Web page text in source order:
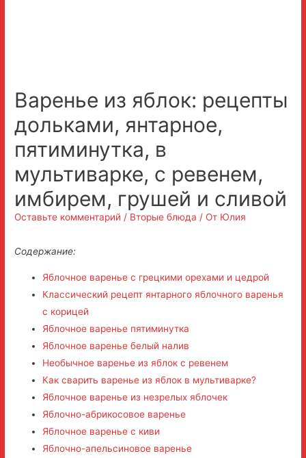
Варенье из яблок: рецепты
дольками, янтарное,
пятиминутка, в
мультиварке, с ревенем,
имбирем, грушей и сливой
Оставьте комментарий / Вторые блюда / От Юлия
Содержание:
Яблочное варенье с грецкими орехами и цедрой
Классический рецепт янтарного яблочного варенья
с корицей
Яблочное варенье пятиминутка
Яблочное варенье белый налив
Необычное варенье из яблок с ревенем
Как сварить варенье из яблок в мультиварке?
Яблочное варенье из незрелых яблочек
Яблочно-абрикосовое варенье
Яблочное варенье с киви
Яблочно-апельсиновое варенье